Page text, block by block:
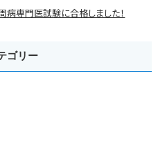
専門医試験に合格しました！
ゴリー